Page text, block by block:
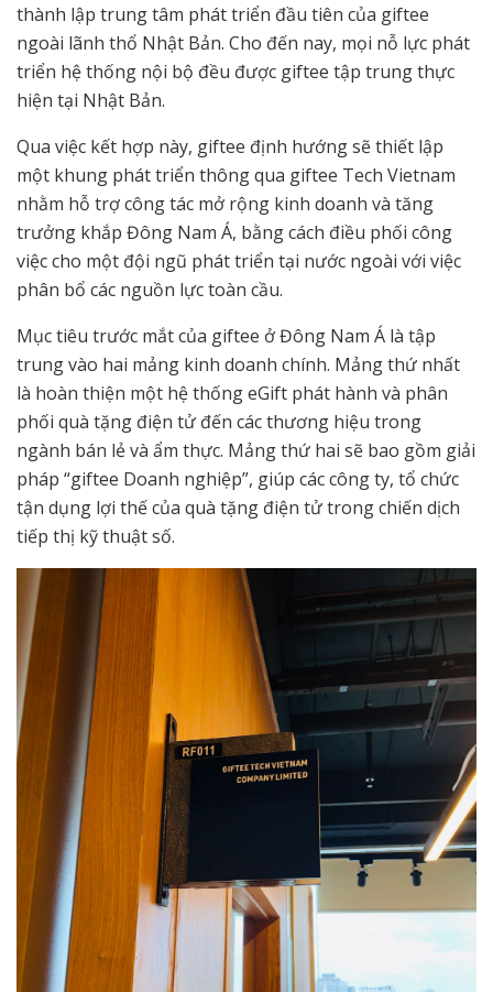
thành lập trung tâm phát triển đầu tiên của giftee
ngoài lãnh thổ Nhật Bản. Cho đến nay, mọi nỗ lực phát
triển hệ thống nội bộ đều được giftee tập trung thực
hiện tại Nhật Bản.
Qua việc kết hợp này, giftee định hướng sẽ thiết lập
một khung phát triển thông qua giftee Tech Vietnam
nhằm hỗ trợ công tác mở rộng kinh doanh và tăng
trưởng khắp Đông Nam Á, bằng cách điều phối công
việc cho một đội ngũ phát triển tại nước ngoài với việc
phân bổ các nguồn lực toàn cầu.
Mục tiêu trước mắt của giftee ở Đông Nam Á là tập
trung vào hai mảng kinh doanh chính. Mảng thứ nhất
là hoàn thiện một hệ thống eGift phát hành và phân
phối quà tặng điện tử đến các thương hiệu trong
ngành bán lẻ và ẩm thực. Mảng thứ hai sẽ bao gồm giải
pháp “giftee Doanh nghiệp”, giúp các công ty, tổ chức
tận dụng lợi thế của quà tặng điện tử trong chiến dịch
tiếp thị kỹ thuật số.